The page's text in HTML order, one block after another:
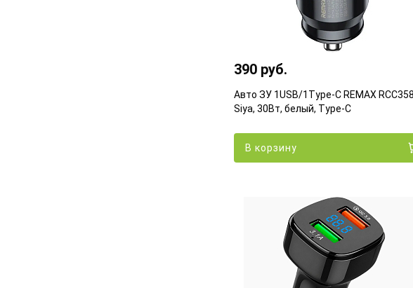
390 руб.
Авто ЗУ 1USB/1Type-C REMAX
Siya, 30Вт, белый, Type-C
В корзину